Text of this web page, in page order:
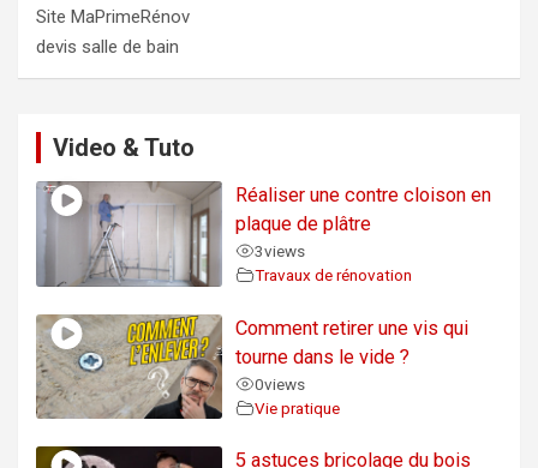
Site MaPrimeRénov
devis salle de bain
Video & Tuto
Réaliser une contre cloison en
plaque de plâtre
3views
Travaux de rénovation
Comment retirer une vis qui
tourne dans le vide ?
0views
Vie pratique
5 astuces bricolage du bois